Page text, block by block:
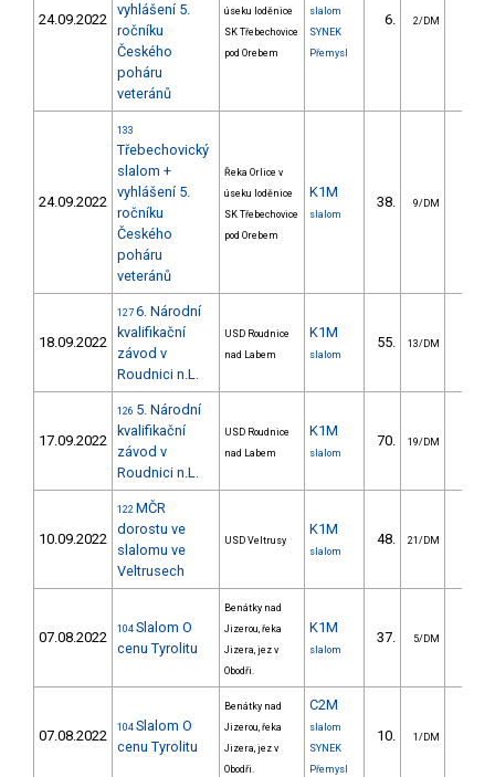
24.09.2022
vyhlášení 5.
ročníku
Českého
poháru
veteránů
úseku loděnice
SK Třebechovice
pod Orebem
slalom
SYNEK
Přemysl
6. 2/DM
24.09.2022
133
Třebechovický
slalom +
vyhlášení 5.
ročníku
Českého
poháru
veteránů
Řeka Orlice v
úseku loděnice
SK Třebechovice
pod Orebem
K1M
slalom
38. 9/DM
18.09.2022
127 6. Národní
kvalifikační
závod v
Roudnici n.L.
USD Roudnice
nad Labem
K1M
slalom
55. 13/DM
17.09.2022
126 5. Národní
kvalifikační
závod v
Roudnici n.L.
USD Roudnice
nad Labem
K1M
slalom
70. 19/DM
10.09.2022
122 MČR
dorostu ve
slalomu ve
Veltrusech
USD Veltrusy
K1M
slalom
48. 21/DM
07.08.2022 104 Slalom O
cenu Tyrolitu
Benátky nad
Jizerou, řeka
Jizera, jez v
Obodři.
K1M
slalom
37. 5/DM
07.08.2022 104 Slalom O
cenu Tyrolitu
Benátky nad
Jizerou, řeka
Jizera, jez v
Obodři.
C2M
slalom
SYNEK
Přemysl
10. 1/DM